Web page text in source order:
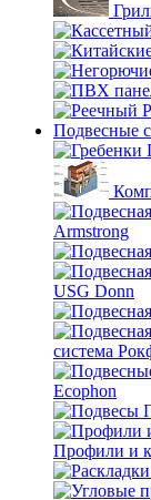
Подвесные
Armstrong
USG Donn
система
Ecophon
Профили и